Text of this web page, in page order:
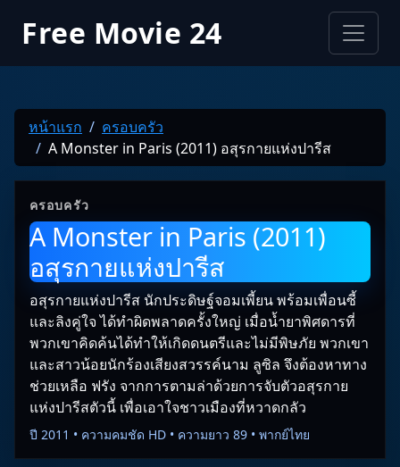
Free Movie 24
หน้าแรก
ครอบครัว
A Monster in Paris (2011) อสุรกายแห่งปารีส
ครอบครัว
A Monster in Paris (2011)
อสุรกายแห่งปารีส
อสุรกายแห่งปารีส นักประดิษฐ์จอมเพี้ยน พร้อมเพื่อนซี้
และลิงคู่ใจ ได้ทำผิดพลาดครั้งใหญ่ เมื่อน้ำยาพิศดารที่
พวกเขาคิดค้นได้ทำให้เกิดดนตรีและไม่มีพิษภัย พวกเขา
และสาวน้อยนักร้องเสียงสวรรค์นาม ลูซิล จึงต้องหาทาง
ช่วยเหลือ ฟรัง จากการตามล่าด้วยการจับตัวอสุรกาย
แห่งปารีสตัวนี้ เพื่อเอาใจชาวเมืองที่หวาดกลัว
ปี 2011 • ความคมชัด HD • ความยาว 89 • พากย์ไทย